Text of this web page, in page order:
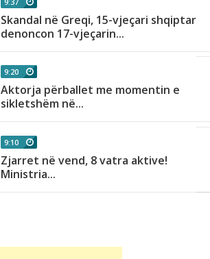
Skandal në Greqi, 15-vjeçari shqiptar
denoncon 17-vjeçarin...
9:20
Aktorja përballet me momentin e
sikletshëm në...
9:10
Zjarret në vend, 8 vatra aktive!
Ministria...